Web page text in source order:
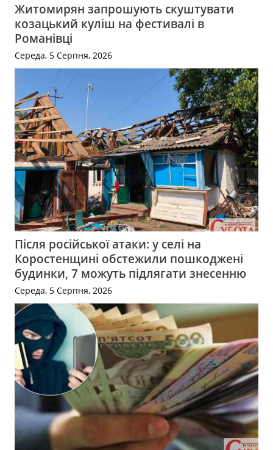
Житомирян запрошують скуштувати
козацький куліш на фестивалі в
Романівці
Середа, 5 Серпня, 2026
Після російської атаки: у селі на
Коростенщині обстежили пошкоджені
будинки, 7 можуть підлягати знесенню
Середа, 5 Серпня, 2026